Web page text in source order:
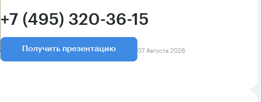
+7 (495) 320-36-15
Получить презентацию 07 Августа 2026